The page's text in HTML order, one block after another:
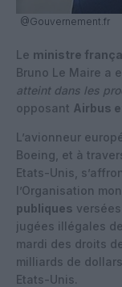
@Gouvernement.fr
Le ministre
Bruno Le Maire a
atteint dans les
opposant Airbus
L’avionneur
Boeing, et à
Etats-Unis,
l’Organisation
publiques
jugées illégales
mardi des droits
milliards de
Etats-Unis.